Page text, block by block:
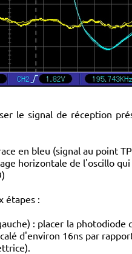
le signal de réception
en bleu (signal au point
horizontale de l'oscillo
étapes :
: placer la
d'environ 16ns par